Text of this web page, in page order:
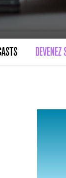
DEVENEZ
RADIO, ÉCHO :
minutes